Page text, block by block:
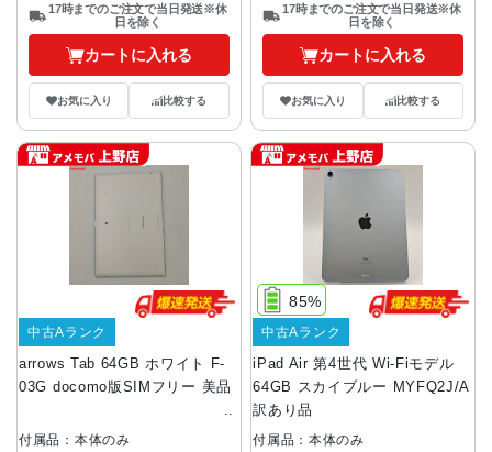
17時までのご注文で当日発送※休
日を除く
カートに入れる
お気に入り 比較する
17時までのご注文で当日発送※休
日を除く
カートに入れる
お気に入り 比較する
arrows Tab 64GB ホワイト F-
03G docomo版SIMフリー 美品
中古Aランク
付属品：本体のみ
iPad Air 第4世代 Wi-Fiモデル
64GB スカイブルー MYFQ2J/A
訳あり品
85%
中古Aランク
付属品：本体のみ